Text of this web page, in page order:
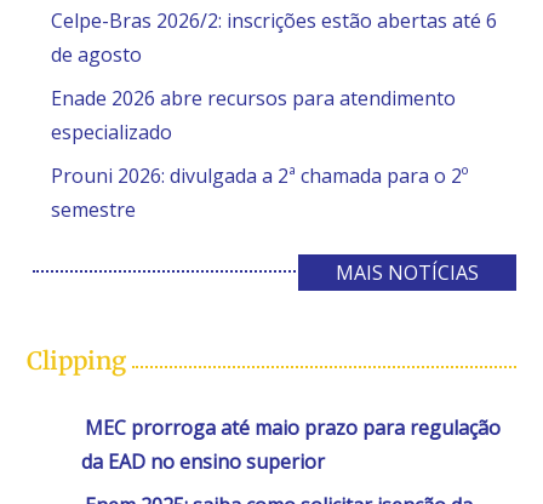
Celpe-Bras 2026/2: inscrições estão abertas até 6
de agosto
Enade 2026 abre recursos para atendimento
especializado
Prouni 2026: divulgada a 2ª chamada para o 2º
semestre
MAIS NOTÍCIAS
Clipping
MEC prorroga até maio prazo para regulação
da EAD no ensino superior